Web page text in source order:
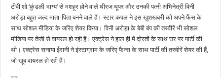
टीवी शो ‘कुंडली भाग्य’ से मशहूर होने वाले धीरज धूपर और उनकी पत्नी अभिनेत्री विनी
अरोड़ा बहुत जल्द माता-पिता बनने वाले हैं। स्टार कपल ने इस खुशखबरी को अपने फैंस के
साथ सोशल मीडिया के जरिए शेयर किया। विनी अरोड़ा के बेबी बंप की तस्वीरें भी सोशल
मीडिया पर तेजी से वायरल हो रही हैं। एक्ट्रेस ने हाल ही में दोस्तों के साथ घर पर पार्टी की
थी। एक्ट्रेस सनाया ईरानी ने इंस्टाग्राम के जरिए फैन्स के साथ पार्टी की तस्वीरें शेयर की हैं,
जो खूब वायरल हो रही हैं।